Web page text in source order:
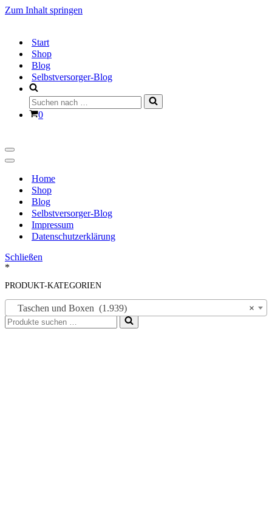
Zum Inhalt springen
Start
Shop
Blog
Selbstversorger-Blog
Suchen
nach …
Warenkorb
0
Navigationsmenü
Navigationsmenü
Home
Shop
Blog
Selbstversorger-Blog
Impressum
Datenschutzerklärung
Schließen
*
PRODUKT-KATEGORIEN
×
Taschen und Boxen (1.939)
Suchen
nach …